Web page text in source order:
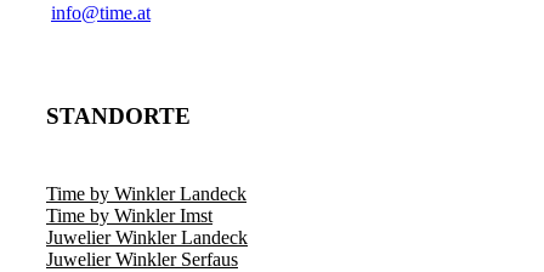
info@time.at
STANDORTE
Time by Winkler Landeck
Time by Winkler Imst
Juwelier Winkler Landeck
Juwelier Winkler Serfaus